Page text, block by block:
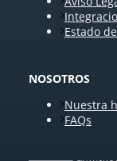
Estado
NOSOTROS
Nuestra
FAQs